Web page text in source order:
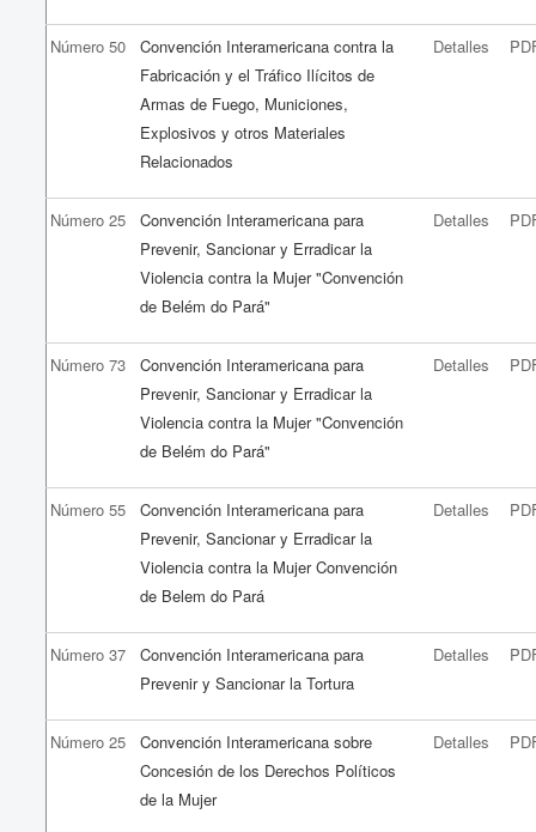
Número 50
Convención Interamericana contra la
Fabricación y el Tráfico Ilícitos de
Armas de Fuego, Municiones,
Explosivos y otros Materiales
Relacionados
Detalles
Número 25
Convención Interamericana para
Prevenir, Sancionar y Erradicar la
Violencia contra la Mujer "Convención
de Belém do Pará"
Detalles
Número 73
Convención Interamericana para
Prevenir, Sancionar y Erradicar la
Violencia contra la Mujer "Convención
de Belém do Pará"
Detalles
Número 55
Convención Interamericana para
Prevenir, Sancionar y Erradicar la
Violencia contra la Mujer Convención
de Belem do Pará
Detalles
Número 37
Convención Interamericana para
Prevenir y Sancionar la Tortura
Detalles
Número 25
Convención Interamericana sobre
Concesión de los Derechos Políticos
de la Mujer
Detalles